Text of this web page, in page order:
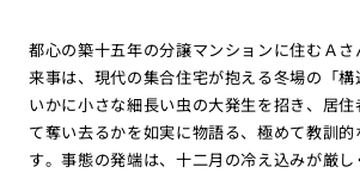
都心の築十五年の分譲マンションに住むＡ
来事は、現代の集合住宅が抱える冬場の「
いかに小さな細長い虫の大発生を招き、居
て奪い去るかを如実に物語る、極めて教訓
す。事態の発端は、十二月の冷え込みが厳